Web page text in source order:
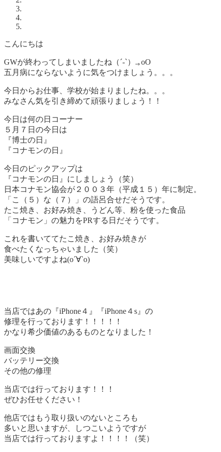
こんにちは
GWが終わってしまいましたね（´-`）.｡oO
五月病にならないように気をつけましょう。。。
今日からお仕事、学校が始まりましたね。。。
みなさん気を引き締めて頑張りましょう！！
今日は何の日コーナー
５月７日の今日は
『博士の日』
『コナモンの日』
今日のピックアップは
『コナモンの日』にしましょう（笑）
日本コナモン協会が２００３年（平成１５）年に制定。
「こ（５）な（７）」の語呂合せだそうです。
たこ焼き、お好み焼き、うどん等、粉を使った食品
「コナモン」の魅力をPRする日だそうです。
これを書いててたこ焼き、お好み焼きが
食べたくなっちゃいました（笑）
美味しいですよね(о´∀`о)
当店ではあの『iPhone４』『iPhone４s』の
修理を行っております！！！！！
かなり希少価値のあるものとなりました！
画面交換
バッテリー交換
その他の修理
当店では行っております！！！
ぜひお任せください！
他店ではもう取り扱いのないところも
多いと思いますが、しつこいようですが
当店では行っておりますよ！！！！（笑）